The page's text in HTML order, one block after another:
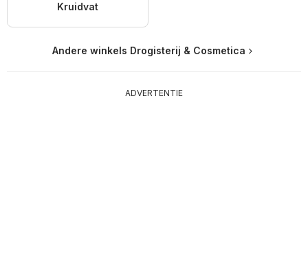
Kruidvat
Andere winkels Drogisterij & Cosmetica
ADVERTENTIE